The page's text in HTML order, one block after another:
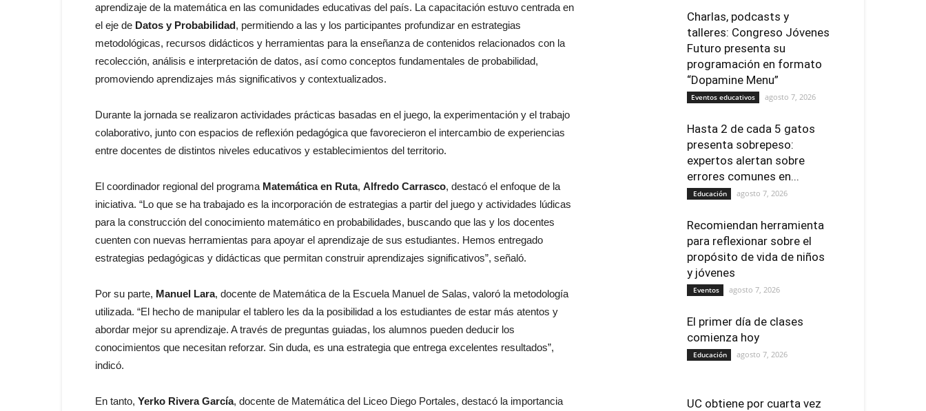
aprendizaje de la matemática en las comunidades educativas del país. La capacitación estuvo centrada en
el eje de Datos y Probabilidad, permitiendo a las y los participantes profundizar en estrategias
metodológicas, recursos didácticos y herramientas para la enseñanza de contenidos relacionados con la
recolección, análisis e interpretación de datos, así como conceptos fundamentales de probabilidad,
promoviendo aprendizajes más significativos y contextualizados.
Durante la jornada se realizaron actividades prácticas basadas en el juego, la experimentación y el trabajo
colaborativo, junto con espacios de reflexión pedagógica que favorecieron el intercambio de experiencias
entre docentes de distintos niveles educativos y establecimientos del territorio.
El coordinador regional del programa Matemática en Ruta, Alfredo Carrasco, destacó el enfoque de la
iniciativa. “Lo que se ha trabajado es la incorporación de estrategias a partir del juego y actividades lúdicas
para la construcción del conocimiento matemático en probabilidades, buscando que las y los docentes
cuenten con nuevas herramientas para apoyar el aprendizaje de sus estudiantes. Hemos entregado
estrategias pedagógicas y didácticas que permitan construir aprendizajes significativos”, señaló.
Por su parte, Manuel Lara, docente de Matemática de la Escuela Manuel de Salas, valoró la metodología
utilizada. “El hecho de manipular el tablero les da la posibilidad a los estudiantes de estar más atentos y
abordar mejor su aprendizaje. A través de preguntas guiadas, los alumnos pueden deducir los
conocimientos que necesitan reforzar. Sin duda, es una estrategia que entrega excelentes resultados”,
indicó.
En tanto, Yerko Rivera García, docente de Matemática del Liceo Diego Portales, destacó la importancia
Charlas, podcasts y
talleres: Congreso Jóvenes
Futuro presenta su
programación en formato
“Dopamine Menu”
Eventos educativos agosto 7, 2026
Hasta 2 de cada 5 gatos
presenta sobrepeso:
expertos alertan sobre
errores comunes en...
Educación agosto 7, 2026
Recomiendan herramienta
para reflexionar sobre el
propósito de vida de niños
y jóvenes
Eventos agosto 7, 2026
El primer día de clases
comienza hoy
Educación agosto 7, 2026
UC obtiene por cuarta vez